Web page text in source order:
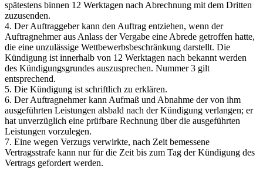
spätestens binnen 12 Werktagen nach Abrechnung mit dem Dritten
zuzusenden.
4. Der Auftraggeber kann den Auftrag entziehen, wenn der
Auftragnehmer aus Anlass der Vergabe eine Abrede getroffen hatte,
die eine unzulässige Wettbewerbsbeschränkung darstellt. Die
Kündigung ist innerhalb von 12 Werktagen nach bekannt werden
des Kündigungsgrundes auszusprechen. Nummer 3 gilt
entsprechend.
5. Die Kündigung ist schriftlich zu erklären.
6. Der Auftragnehmer kann Aufmaß und Abnahme der von ihm
ausgeführten Leistungen alsbald nach der Kündigung verlangen; er
hat unverzüglich eine prüfbare Rechnung über die ausgeführten
Leistungen vorzulegen.
7. Eine wegen Verzugs verwirkte, nach Zeit bemessene
Vertragsstrafe kann nur für die Zeit bis zum Tag der Kündigung des
Vertrags gefordert werden.